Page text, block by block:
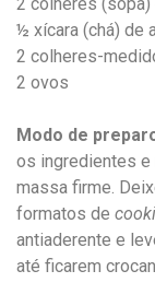
½ xícara (chá) de
2 colheres-
2 ovos
Modo de
os ingredientes e
massa firme.
formatos de
antiaderente e
até ficarem